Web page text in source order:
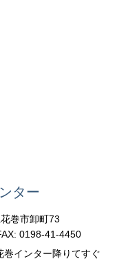
ター
巻市卸町73
0198-41-4450
インター降りてすぐ